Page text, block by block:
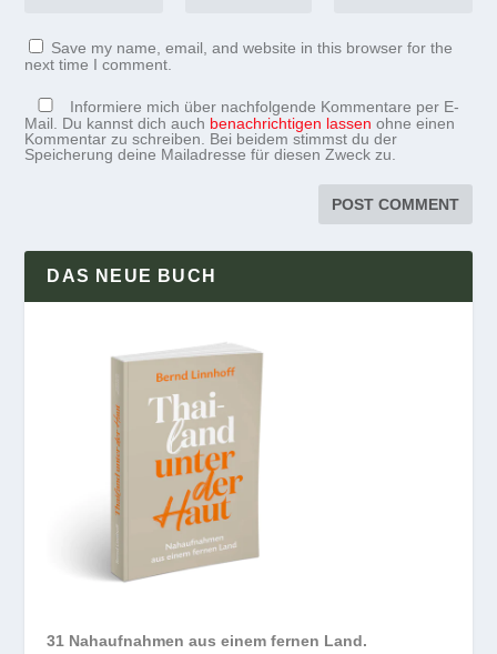
Save my name, email, and website in this browser for the
next time I comment.
Informiere mich über nachfolgende Kommentare per E-
Mail. Du kannst dich auch benachrichtigen lassen ohne einen
Kommentar zu schreiben. Bei beidem stimmst du der
Speicherung deine Mailadresse für diesen Zweck zu.
DAS NEUE BUCH
31 Nahaufnahmen aus einem fernen Land.